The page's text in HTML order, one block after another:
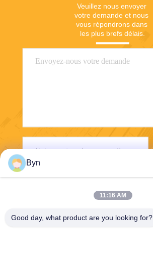
Veuillez nous envoyer
votre demande et nous
vous répondrons dans
les plus brefs délais.
Byn
11:16 AM
Good day, what product are you looking for?